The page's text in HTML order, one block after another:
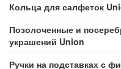
Кольца для салфеток
Позолоченные и
украшений Union
Ручки на подставках с